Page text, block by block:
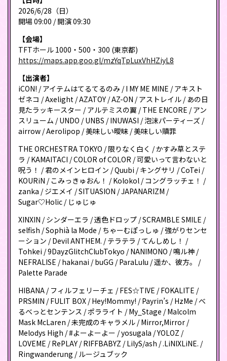
2026/6/28（日）
開場 09:00 / 開演 09:30
【会場】
TFTホール 1000・500・300 (東京都)
https://maps.app.goo.gl/mzYqTpLuxVhHZiyL8
【出演者】
iCON! / アイテムはてるてるのみ / I MY ME MINE / アキスト
ゼネコ / Axelight / AZATOY / AZ-ON / アストレイル / あの日
見たラッキースター / アルテミスの翼 / THE ENCORE / アン
スリューム / UNDO / UNBS / INUWASI / 泡沫パーティーズ /
airrow / Aerolipop / 美味しい曖昧 / 美味しい贖罪
THE ORCHESTRA TOKYO / 限りなく白く / かすみ草とステ
ラ / KAMAITACI / COLOR of COLOR / 可愛いって言わないと
呪う！ / 君のメインヒロイン / Quubi / キングサリ / CoTei /
KOURiN / こみっきゅおん！ / Kolokol / コングラッチェ！ /
zanka / ジエメイ / SITUASION / JAPANARIZM /
Sugar♡Holic / じゅじゅ
XINXIN / シンダーエラ / 透色ドロップ / SCRAMBLE SMILE /
selfish / Sophià la Mode / ちゃーむぽっしゅ / 強がりセンセ
ーション / Devil ANTHEM. / テラテラ / てんしめし！ /
Tohkei / 9DayzGlitchClubTokyo / NANIMONO / 鳴ル神 /
NEFRALISE / hakanai / buGG / ParaLulu / 遥か、彼方。 /
Palette Parade
HIBANA / フィルフェリーチェ / FES☆TIVE / FOKALITE /
PRSMIN / FULIT BOX / Hey!Mommy! / Payrin’s / HzMe / べ
るべっとセンテンス / ポラライト / My_Stage / Malcolm
Mask McLaren / 未完成のキャラメル / Mirror,Mirror /
Melodys High / #よーよーよー / yosugala / YOLOZ /
LOVEME / RePLAY / RIFFBABYZ / LilyS/ash / .LiNIXLiNE. /
Ringwanderung / ルージュブック